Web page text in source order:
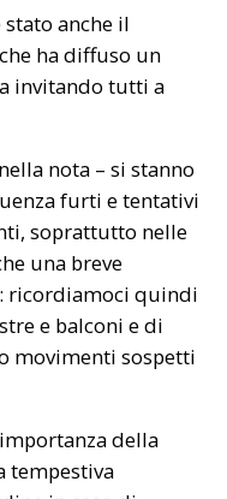
anche il
ha diffuso un
invitando tutti a
nota – si stanno
furti e tentativi
soprattutto nelle
una breve
ricordiamoci quindi
e balconi e di
movimenti sospetti
della
tempestiva